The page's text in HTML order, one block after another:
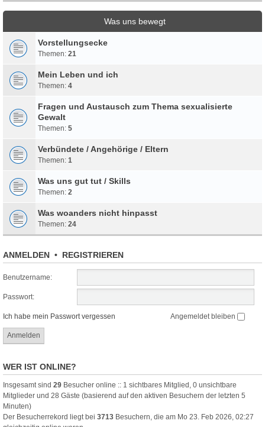
Was uns bewegt
Vorstellungsecke
Themen: 21
Mein Leben und ich
Themen: 4
Fragen und Austausch zum Thema sexualisierte
Gewalt
Themen: 5
Verbündete / Angehörige / Eltern
Themen: 1
Was uns gut tut / Skills
Themen: 2
Was woanders nicht hinpasst
Themen: 24
ANMELDEN • REGISTRIEREN
Benutzername:
Passwort:
Ich habe mein Passwort vergessen Angemeldet bleiben
WER IST ONLINE?
Insgesamt sind 29 Besucher online :: 1 sichtbares Mitglied, 0 unsichtbare
Mitglieder und 28 Gäste (basierend auf den aktiven Besuchern der letzten 5
Minuten)
Der Besucherrekord liegt bei 3713 Besuchern, die am Mo 23. Feb 2026, 02:27